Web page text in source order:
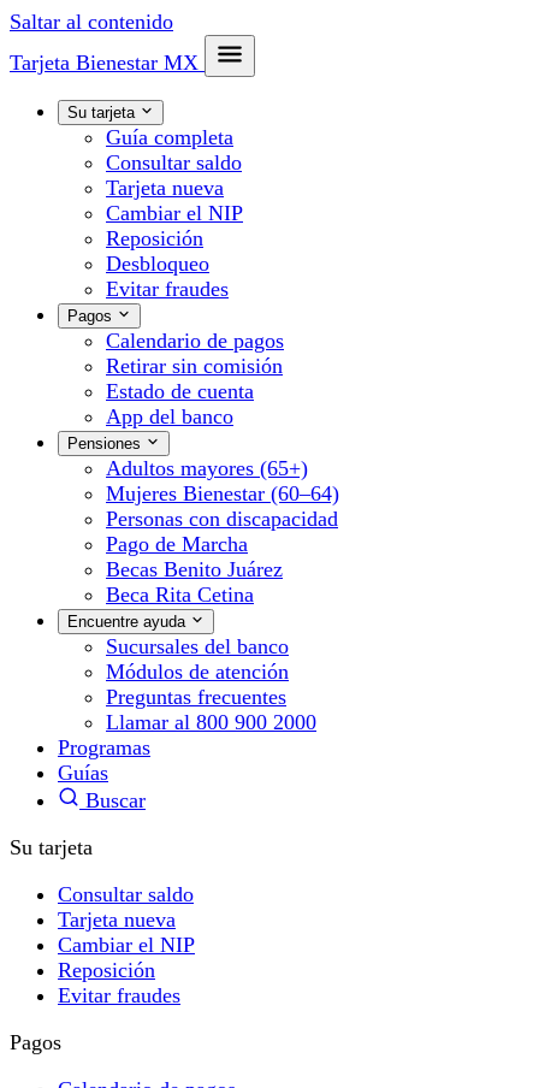
Saltar al contenido
Tarjeta Bienestar MX
Su tarjeta
Guía completa
Consultar saldo
Tarjeta nueva
Cambiar el NIP
Reposición
Desbloqueo
Evitar fraudes
Pagos
Calendario de pagos
Retirar sin comisión
Estado de cuenta
App del banco
Pensiones
Adultos mayores (65+)
Mujeres Bienestar (60–64)
Personas con discapacidad
Pago de Marcha
Becas Benito Juárez
Beca Rita Cetina
Encuentre ayuda
Sucursales del banco
Módulos de atención
Preguntas frecuentes
Llamar al 800 900 2000
Programas
Guías
Buscar
Su tarjeta
Consultar saldo
Tarjeta nueva
Cambiar el NIP
Reposición
Evitar fraudes
Pagos